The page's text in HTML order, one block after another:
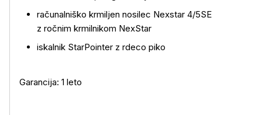
računalniško krmiljen nosilec Nexstar 4/5SE
z ročnim krmilnikom NexStar
iskalnik StarPointer z rdeco piko
Garancija: 1 leto